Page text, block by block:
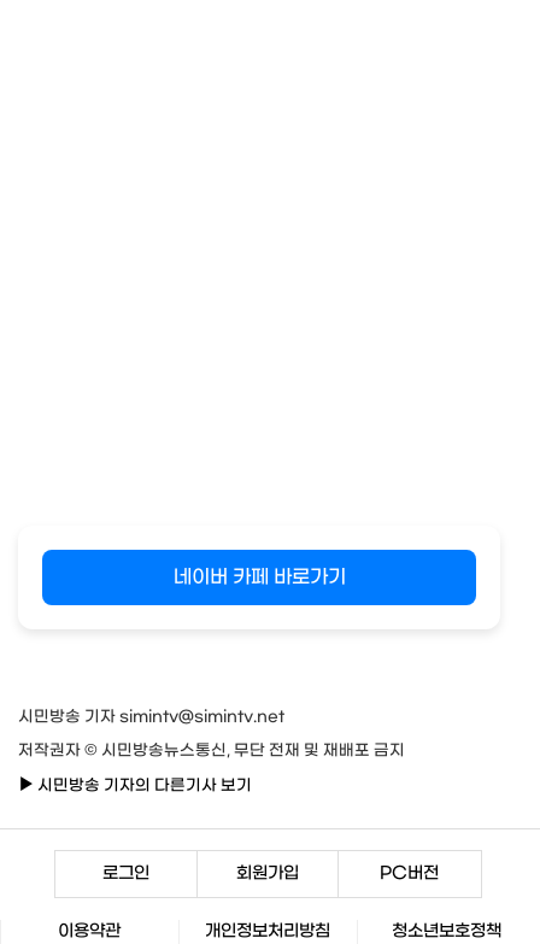
네이버 카페 바로가기
시민방송 기자 simintv@simintv.net
저작권자 © 시민방송뉴스통신, 무단 전재 및 재배포 금지
시민방송 기자의 다른기사 보기
로그인 회원가입 PC버전
이용약관 개인정보처리방침 청소년보호정책